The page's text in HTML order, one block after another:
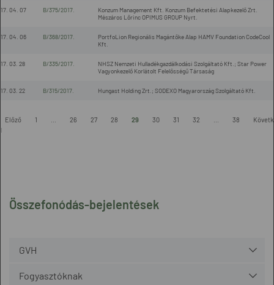
Összefonódás-bejelentések
GVH
Fogyasztóknak
04. 07 B/375/2017.
Konzum Management Kft. Konzum Befektetési Alapkezelő Zrt.
Mészáros Lőrinc OPIMUS GROUP Nyrt.
04. 06 B/368/2017.
PortfoLion Regionális Magántőke Alap HAMV Foundation CodeCool
Kft.
03. 28 B/335/2017.
NHSZ Nemzeti Hulladékgazdálkodási Szolgáltató Kft.; Star Power
Vagyonkezelő Korlátolt Felelősségű Társaság
03. 22 B/315/2017. Hungast Holding Zrt.; SODEXO Magyarország Szolgáltató Kft.
Előző 1 26 27 28 29 30 31 32 38